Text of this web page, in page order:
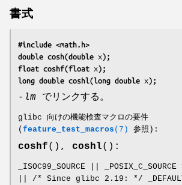
書式
#include <math.h>
double cosh(double x);
float coshf(float x);
long double coshl(long double x);
-lm でリンクする。
glibc 向けの機能検査マクロの要件
( feature_test_macros (7) 参照):
coshf(), coshl():
_ISOC99_SOURCE ||
|| /* Since glibc 2.19: */